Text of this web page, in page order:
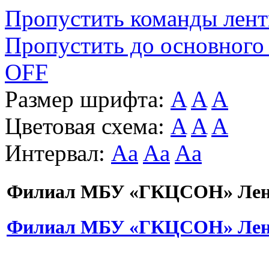
Пропустить команды
Пропустить до основного
OFF
Размер шрифта: A A A
Цветовая схема: A A A
Интервал: Aa Aa Aa
Филиал МБУ «ГКЦСОН»
Филиал МБУ «ГКЦСОН»